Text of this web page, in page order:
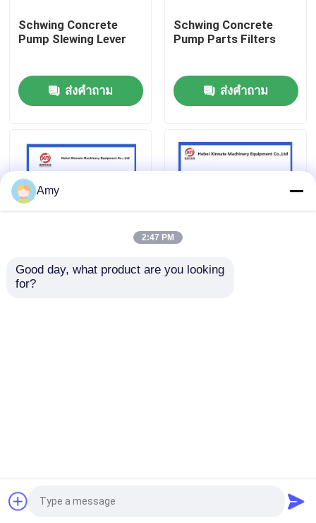
ควบคุมคุณภาพ
ขออ้าง
PUTZMEISTER ชิ้นส่วนปั๊มคอนกรีต
ส่วนของปั๊มคอนกรีต Schwing
อะไหล่รถบรรทุกเครื่องผสมคอนกรีต
อะไหล่โรงงานผสม
หน้าแปลนปั๊มคอนกรีต
Schwing Concrete
Pump Slewing Lever
ส่งคำถาม
Schwing Concrete
Pump Parts Filters
ส่งคำถาม
10073397 Schwing
Concrete Pump Parts
10061072 Schwing
Xinnate Machinery Equipment Co., Ltd. All Rights
Amy
2:47 PM
Good day, what product are you looking
for?